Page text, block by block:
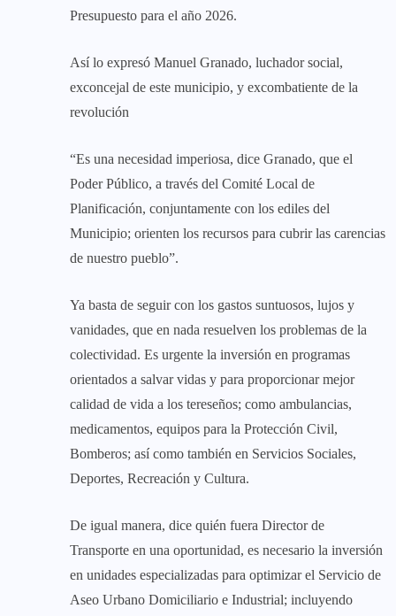
Presupuesto para el año 2026.
Así lo expresó Manuel Granado, luchador social,
exconcejal de este municipio, y excombatiente de la
revolución
“Es una necesidad imperiosa, dice Granado, que el
Poder Público, a través del Comité Local de
Planificación, conjuntamente con los ediles del
Municipio; orienten los recursos para cubrir las carencias
de nuestro pueblo”.
Ya basta de seguir con los gastos suntuosos, lujos y
vanidades, que en nada resuelven los problemas de la
colectividad. Es urgente la inversión en programas
orientados a salvar vidas y para proporcionar mejor
calidad de vida a los tereseños; como ambulancias,
medicamentos, equipos para la Protección Civil,
Bomberos; así como también en Servicios Sociales,
Deportes, Recreación y Cultura.
De igual manera, dice quién fuera Director de
Transporte en una oportunidad, es necesario la inversión
en unidades especializadas para optimizar el Servicio de
Aseo Urbano Domiciliario e Industrial; incluyendo